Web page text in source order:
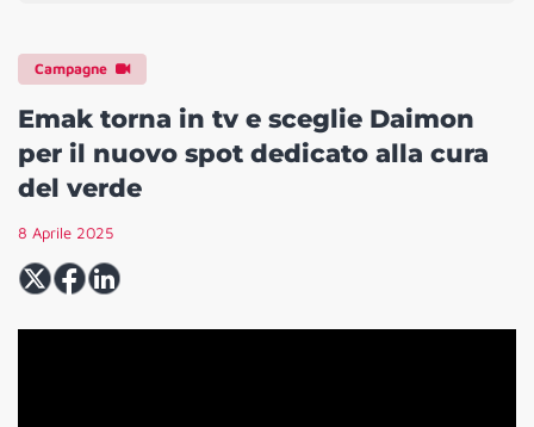
Campagne
Emak torna in tv e sceglie Daimon
per il nuovo spot dedicato alla cura
del verde
8 Aprile 2025